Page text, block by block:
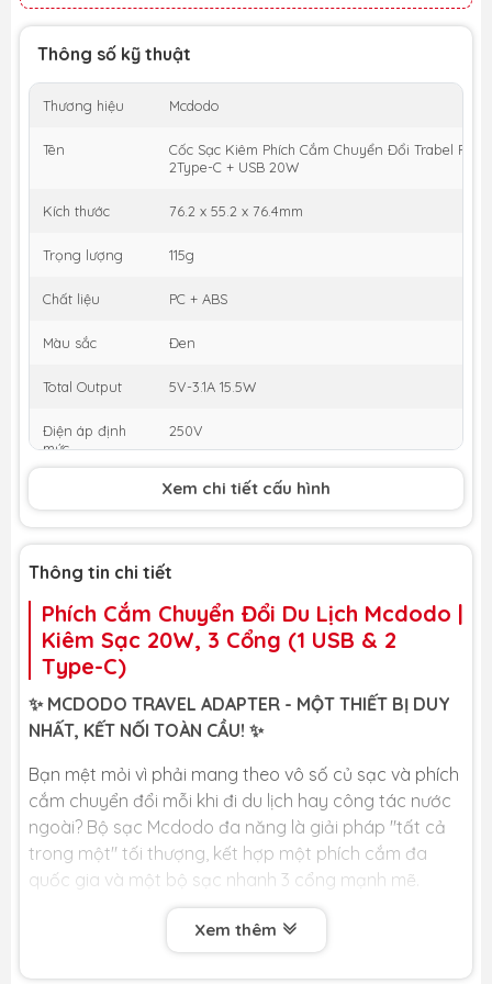
Thông số kỹ thuật
Thương hiệu Mcdodo
Tên
Cốc Sạc Kiêm Phích Cắm Chuyển Đổi Trabel Plus
2Type-C + USB 20W
Kích thước 76.2 x 55.2 x 76.4mm
Trọng lượng 115g
Chất liệu PC + ABS
Màu sắc Đen
Total Output 5V-3.1A 15.5W
Điện áp định
mức
250V
định mức
16A
định mức
Type-C1/C2
Output
5V-3A, 9V-2.22A, 12V-1.67A 20W Max.
USB Output
AC Input 100-240V, 50/60Hz, 0.8A
Xem chi tiết cấu hình
Thông tin chi tiết
Phích Cắm Chuyển Đổi Du Lịch Mcdodo |
Kiêm Sạc 20W, 3 Cổng (1 USB & 2
Type-C)
✨ MCDODO TRAVEL ADAPTER - MỘT THIẾT BỊ DUY
NHẤT, KẾT NỐI TOÀN CẦU! ✨
Bạn mệt mỏi vì phải mang theo vô số củ sạc và phích
cắm chuyển đổi mỗi khi đi du lịch hay công tác nước
ngoài? Bộ sạc Mcdodo đa năng là giải pháp "tất cả
trong một" tối thượng, kết hợp một phích cắm đa
quốc gia và một bộ sạc nhanh 3 cổng mạnh mẽ.
🏆 LỢI ÍCH CỐT LÕI DÀNH CHO BẠN 🏆
Xem thêm